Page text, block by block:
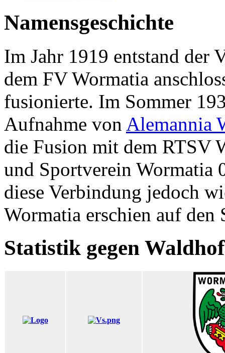
Namensgeschichte
Im Jahr 1919 entstand der
dem FV Wormatia
fusionierte. Im Sommer
Aufnahme von Alemannia
die Fusion mit dem RTSV
und Sportverein Wormatia
diese Verbindung jedoch
Wormatia erschien auf den
Statistik gegen Waldhof